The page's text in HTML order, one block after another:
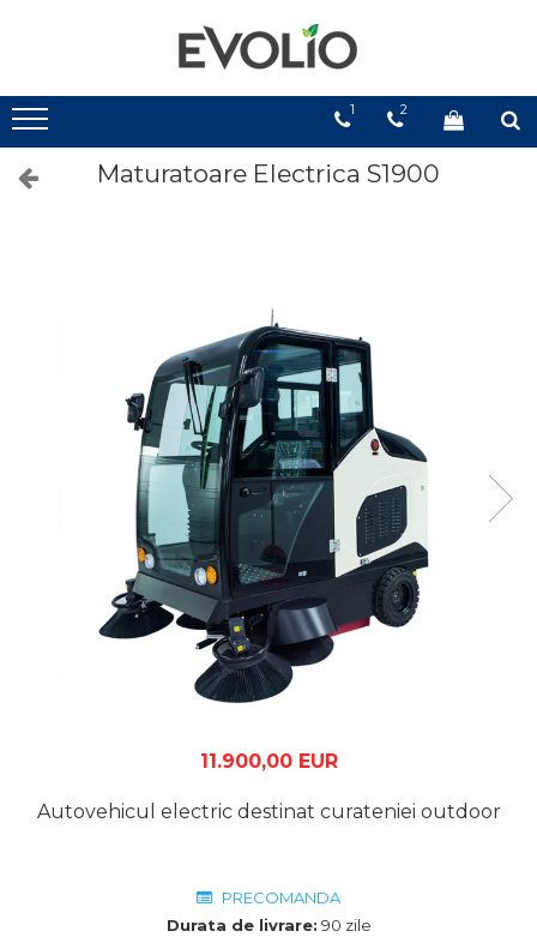
1 2
Maturatoare Electrica S1900
11.900,00 EUR
Autovehicul electric destinat curateniei outdoor
PRECOMANDA
Durata de livrare: 90 zile